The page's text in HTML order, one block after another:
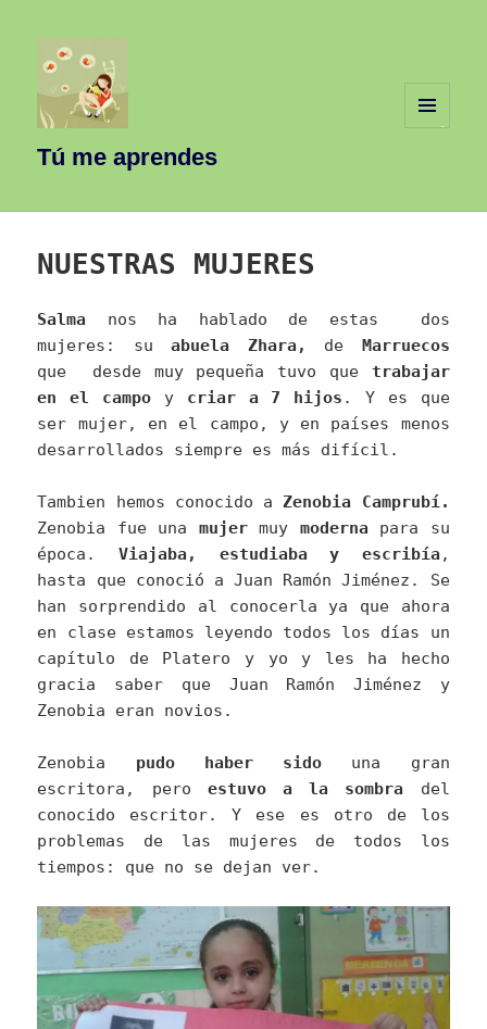
Tú me aprendes
NUESTRAS MUJERES
Salma nos ha hablado de estas dos
mujeres: suabuela Zhara, de Marruecos
que desde muy pequeña tuvo que trabajar
en el campo y criar a 7 hijos . Y es que
ser mujer, en el campo, y en países menos
desarrollados siempre es más difícil.
Tambien hemos conocido aZenobia Camprubí.
Zenobia fue una mujermuy moderna para su
época. Viajaba, estudiaba y escribía ,
hasta que conoció a Juan Ramón Jiménez. Se
han sorprendido al conocerla ya que ahora
en clase estamos leyendo todos los días un
capítulo de Platero y yo y les ha hecho
gracia saber que Juan Ramón Jiménez y
Zenobia eran novios.
Zenobia pudo haber sido una gran
escritora, pero estuvo a la sombra del
conocido escritor. Y ese es otro de los
problemas de las mujeres de todos los
tiempos: que no se dejan ver.